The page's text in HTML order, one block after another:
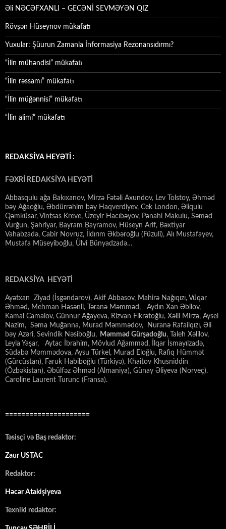
Əli NƏCƏFXANLI – GECƏNİ SEVMƏYƏN QIZ
Rövşən Hüseynov mükafatı
Yuxular: Şüurun Zamanla İnformasiya Rezonansıdırmı?
“İlin mühəndisi” mükafatı
“İlin rəssamı” mükafatı
“İlin müğənnisi” mükafatı
“İlin alimi” mükafatı
REDAKSİYA HEYƏTİ :
FƏXRİ REDAKSİYA HEYƏTİ
Abbasqulu ağa Bakıxanov, Mirzə Fətəli Axundov, Lev Tolstoy, Əhməd
bəy Ağaoğlu, Əbdürrəhim bəy Haqverdiyev, Cek London, Əliqulu
Qəmküsar, Vintsas Kreve, Üzeyir Hacıbəyov, Pənahi Makulu, Səməd
Vurğun, Şəhriyar, Bayram Bayramov, Hüseyn Arif, Bəxtiyar
Vahabzadə, Cabir Novruz, İldırım Əkbəroğlu (Füzuli), Alı Mustafayev,
Mustafa Müseyiboğlu, Ülvi Bünyadzadə…
REDAKSİYA HEYƏTİ
Ayətxan Ziyad (İsgəndərov), Akif Abbasov, Mahirə Nağıqızı, Vüqar
Əhməd, Mehman Həsənli, Təranə Məmməd, Aydın Xan Əbilov,
Kamal Camalov, Günnur Ağayeva, Rizvan Fikrətoğlu, Xəlil Mirzə, Aysel
Nazim, Səma Muğanna, Murad Məmmədov, Nuranə Rafailqızı, Əli
bəy Azəri, Sevindik Nəsiboğlu, Məmməd Gürşadoğlu, Taleh Xəlilov,
Leyla Yaşar, Aytac İbrahim, Mövlud Ağamməd, İlqar İsmayılzadə,
Südabə Məmmədova, Aysu Türkel, Murad Eloğlu, Rafiq Hümmət
(Gürcüstan), Faruk Habiboğlu (Türkiyə), Khaitov Khusniddin
(Özbəkistan), Əbülfəz Əhməd (Almaniya), Günay Əliyeva (Norveç).
Caroline Laurent Turunc (Fransa).
=====================
Təsisçi və Baş redaktor:
Zaur USTAC
Redaktor:
Həcər Atakişiyeva
Texniki redaktor: